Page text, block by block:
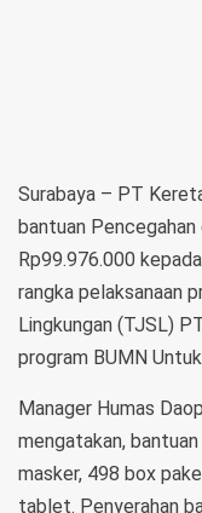
Surabaya – PT
bantuan Pencegahan
Rp99.976.000
rangka pelaksanaan
Lingkungan (TJSL)
program BUMN
Manager Humas
mengatakan,
masker, 498 box
tablet. Penyerahan